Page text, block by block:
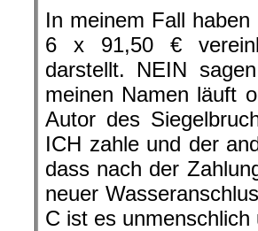
In meinem Fall
6 x 91,50 €
darstellt. NEIN
meinen Namen läuft
Autor des
ICH zahle und der
dass nach der
neuer
C ist es